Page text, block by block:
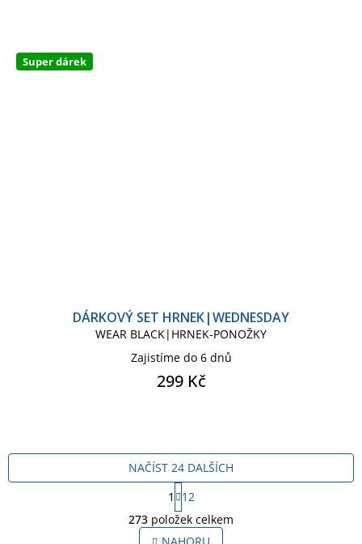
Super dárek
DÁRKOVÝ SET HRNEK|WEDNESDAY
WEAR BLACK|HRNEK-PONOŽKY
Zajistíme do 6 dnů
299 Kč
O
v
NAČÍST 24 DALŠÍCH
S
t
r
á
1
12
273 položek celkem